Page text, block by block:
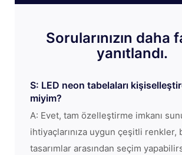
Sorularınızın daha
yanıtlandı.
S: LED neon tabelaları
miyim?
A: Evet, tam özelleştirme imkanı
ihtiyaçlarınıza uygun çeşitli renkler,
tasarımlar arasından seçim